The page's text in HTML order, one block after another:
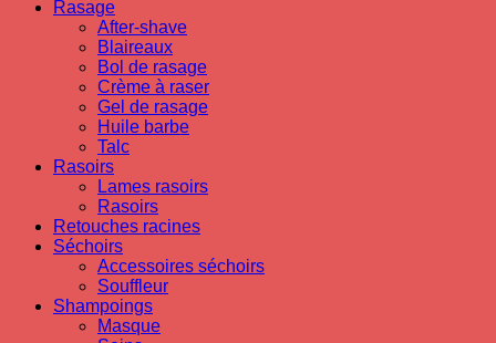
Rasage
After-shave
Blaireaux
Bol de rasage
Crème à raser
Gel de rasage
Huile barbe
Talc
Rasoirs
Lames rasoirs
Rasoirs
Retouches racines
Séchoirs
Accessoires séchoirs
Souffleur
Shampoings
Masque